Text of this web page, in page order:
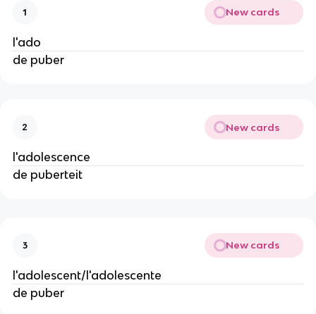
1 New cards
l'ado
de puber
2 New cards
l'adolescence
de puberteit
3 New cards
l'adolescent/l'adolescente
de puber